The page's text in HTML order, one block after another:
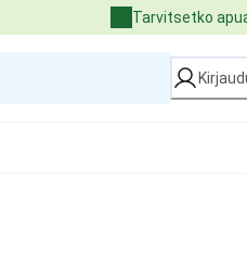
Tarvitsetko